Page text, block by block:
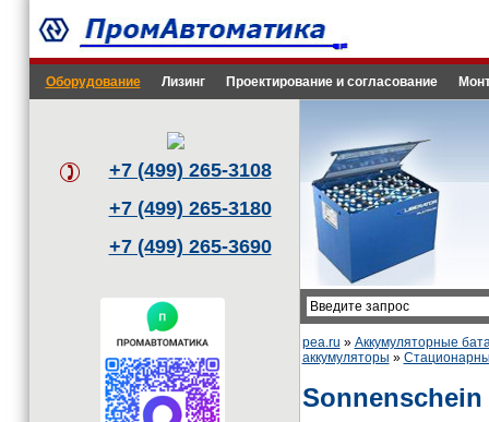
Оборудование Лизинг Проектирование и согласование
+7 (499) 265-3108
+7 (499) 265-3180
+7 (499) 265-3690
pea.ru » Аккумуляторные
аккумуляторы »
Sonnenschein